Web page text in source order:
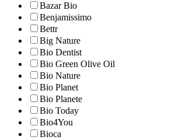
Bazar Bio
Benjamissimo
Bettr
Big Nature
Bio Dentist
Bio Green Olive Oil
Bio Nature
Bio Planet
Bio Planete
Bio Today
Bio4You
Bioca